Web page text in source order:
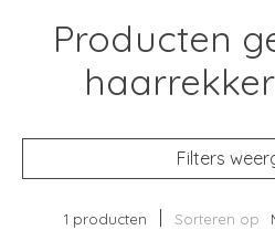
Producten
Filters
1 producten Sorteren op